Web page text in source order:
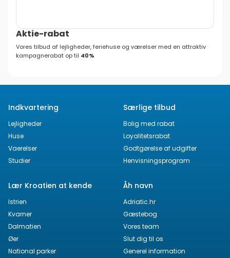
Aktie-rabat
Vores tilbud af lejligheder, feriehuse og værelser med en attraktiv
kampagnerabat op til 40%
Indkvartering
Lejligheder
Huse
Vaerelser
Studier
Særlige tilbud
Bolig med rabat
Loyalitetsrabat
Godtgørelse af udgifter
Henvisningsprogram
Lær Kroatien at kende
Istrien
Kvarner
Dalmatien
Øer
National parker
Åh navn
Adriatic.hr
Gæstebog
Vores team
Slut dig til os
Generel information